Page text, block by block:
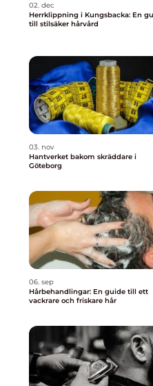
02. dec
Herrklippning i Kungsbacka: En
till stilsäker hårvård
03. nov
Hantverket bakom skräddare i
Göteborg
06. sep
Hårbehandlingar: En guide till ett
vackrare och friskare hår